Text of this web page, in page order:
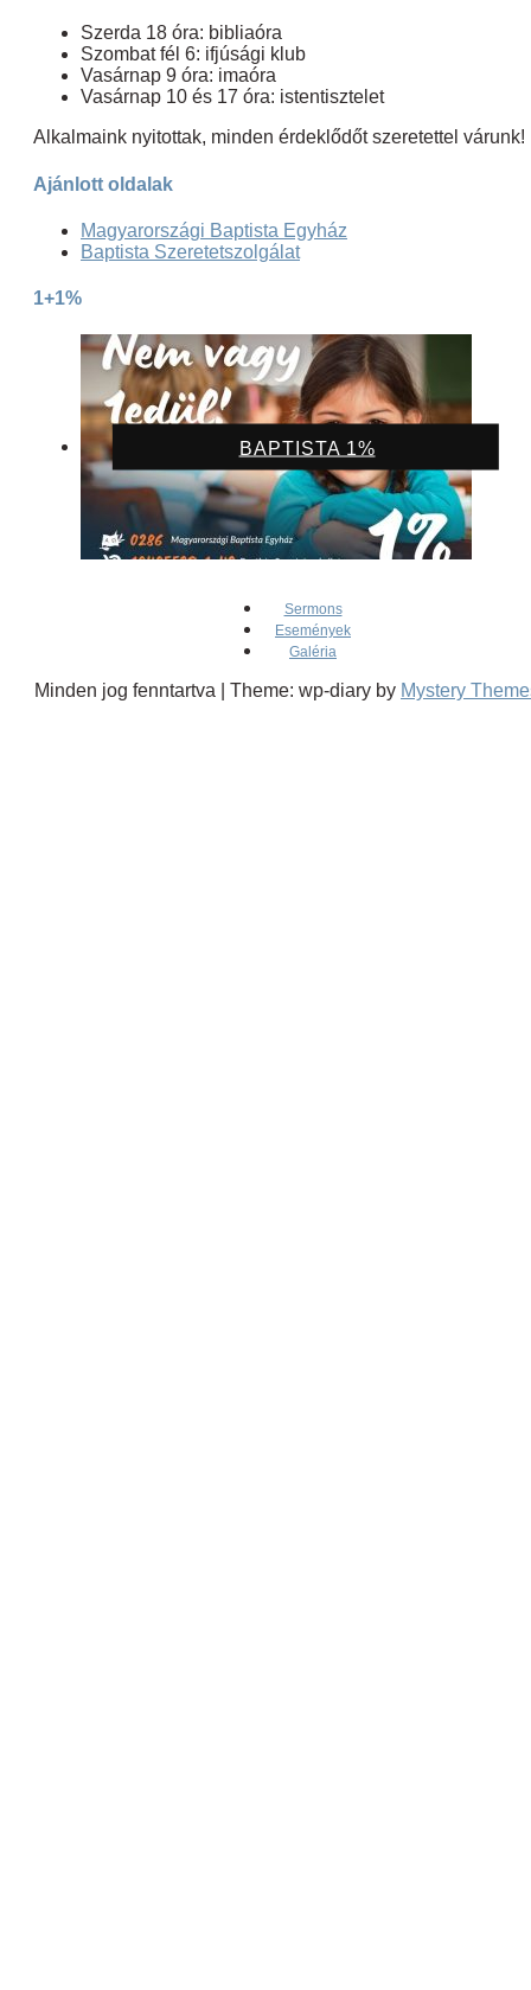
Szerda 18 óra: bibliaóra
Szombat fél 6: ifjúsági klub
Vasárnap 9 óra: imaóra
Vasárnap 10 és 17 óra: istentisztelet
Alkalmaink nyitottak, minden érdeklődőt szeretettel várunk!
Ajánlott oldalak
Magyarországi Baptista Egyház
Baptista Szeretetszolgálat
1+1%
BAPTISTA 1%
Sermons
Események
Galéria
Minden jog fenntartva Theme: wp-diary by Mystery